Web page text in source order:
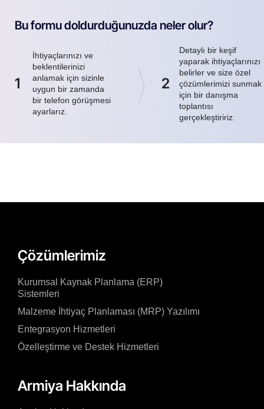
Bu formu doldurduğunuzda neler olur?
1
İhtiyaçlarınızı ve
beklentilerinizi
anlamak için sizinle
uygun bir zamanda
bir telefon görüşmesi
ayarlarız.
2
Detaylı bir keşif
yaparak ihtiyaçlarınızı
belirler ve size özel
çözümlerimizi sunmak
için bir danışma
toplantısı
gerçekleştiririz.
Çözümlerimiz
Kurumsal Kaynak Planlama (ERP)
Sistemleri
Malzeme İhtiyaç Planlaması (MRP) Yazılımı
Entegrasyon Hizmetleri
Özelleştirme ve Destek Hizmetleri
Armiya Hakkında